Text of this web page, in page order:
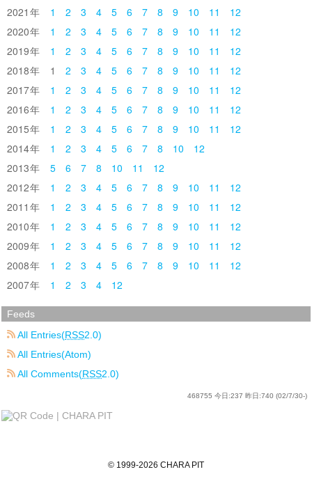
2021
1 2 3 4 5 6 7 8 9 10 11
12
2020
1 2 3 4 5 6 7 8 9 10 11
12
2019
1 2 3 4 5 6 7 8 9 10 11
12
2018
1 2 3 4 5 6 7 8 9 10 11
12
2017
1 2 3 4 5 6 7 8 9 10 11
12
2016
1 2 3 4 5 6 7 8 9 10 11
12
2015
1 2 3 4 5 6 7 8 9 10 11
12
2014
1 2 3 4 5 6 7 8 10
12
2013
5 6 7 8 10 11
12
2012
1 2 3 4 5 6 7 8 9 10 11
12
2011
1 2 3 4 5 6 7 8 9 10 11
12
2010
1 2 3 4 5 6 7 8 9 10 11
12
2009
1 2 3 4 5 6 7 8 9 10 11
12
2008
1 2 3 4 5 6 7 8 9 10 11
12
2007
1 2 3 4 12
Feeds
All Entries(RSS2.0)
All Entries(Atom)
All Comments(RSS2.0)
468755 今日:237 昨日:740 (02/7/30-)
© 1999-2026 CHARA PIT